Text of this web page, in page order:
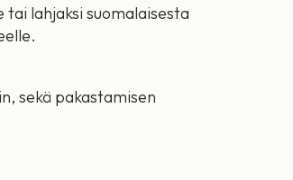
tai lahjaksi suomalaisesta
sekä pakastamisen